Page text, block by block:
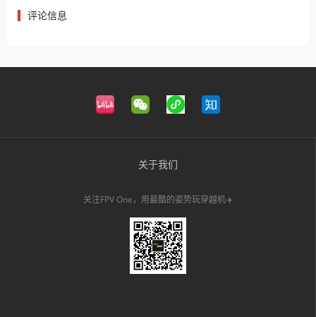
评论信息
关于我们
关注FPV One，用最酷的姿势玩穿越机✈️